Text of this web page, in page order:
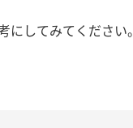
してみてください。